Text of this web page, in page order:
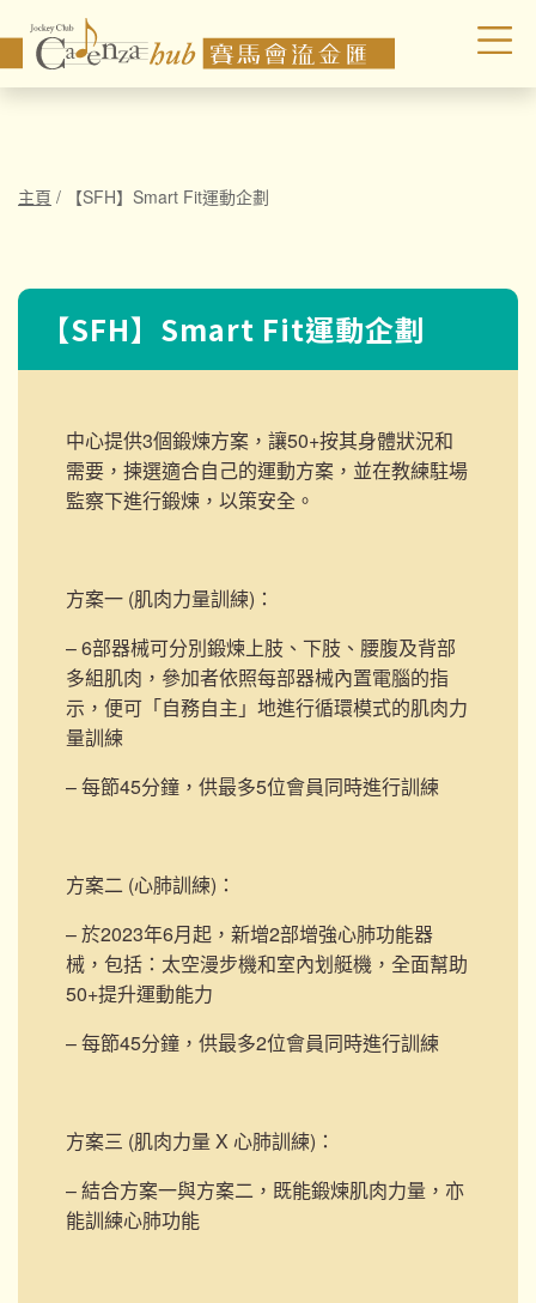
主頁 / 【SFH】Smart Fit運動企劃
【SFH】Smart Fit運動企劃
中心提供3個鍛煉方案，讓50+按其身體狀況和
需要，揀選適合自己的運動方案，並在教練駐場
監察下進行鍛煉，以策安全。
方案一 (肌肉力量訓練) ：
– 6部器械可分別鍛煉上肢、下肢、腰腹及背部
多組肌肉，參加者依照每部器械內置電腦的指
示，便可「自務自主」地進行循環模式的肌肉力
量訓練
– 每節45分鐘，供最多5位會員同時進行訓練
方案二 (心肺訓練) ：
– 於2023年6月起，新增2部增強心肺功能器
械，包括：太空漫步機和室內划艇機， 全面幫助
50+提升運動能力
– 每節45分鐘，供最多2位會員同時進行訓練
方案三 (肌肉力量 X 心肺訓練) ：
– 結合方案一與方案二，既能鍛煉肌肉力量，亦
能訓練心肺功能